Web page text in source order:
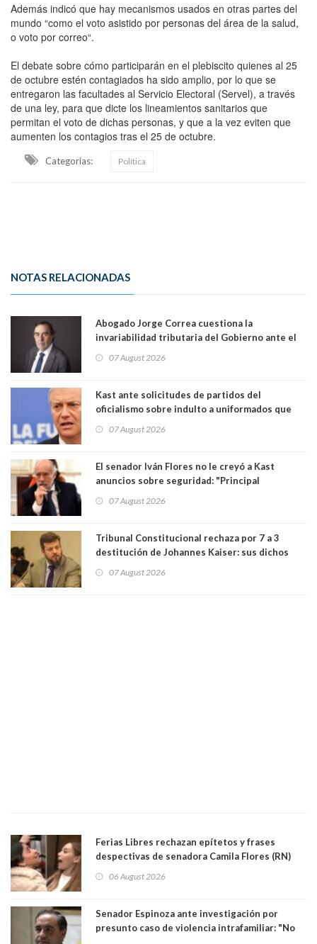
Además indicó que hay mecanismos usados en otras partes del
mundo “como el voto asistido por personas del área de la salud,
o voto por correo“.
El debate sobre cómo participarán en el plebiscito quienes al 25
de octubre estén contagiados ha sido amplio, por lo que se
entregaron las facultades al Servicio Electoral (Servel), a través
de una ley, para que dicte los lineamientos sanitarios que
permitan el voto de dichas personas, y que a la vez eviten que
aumenten los contagios tras el 25 de octubre.
Categorias: Política
NOTAS RELACIONADAS
Abogado Jorge Correa cuestiona la
invariabilidad tributaria del Gobierno ante el
democracia” y "defendemos la alternancia en el
07 August 2026
Kast ante solicitudes de partidos del
oficialismo sobre indulto a uniformados que
07 August 2026
El senador Iván Flores no le creyó a Kast
anuncios sobre seguridad: "Principal
perseguir ruta del dinero y levantar secreto
07 August 2026
Tribunal Constitucional rechaza por 7 a 3
destitución de Johannes Kaiser: sus dichos
justicia constitucional porque no es diputado
07 August 2026
Ferias Libres rechazan epítetos y frases
despectivas de senadora Camila Flores (RN)
06 August 2026
Senador Espinoza ante investigación por
presunto caso de violencia intrafamiliar: "No